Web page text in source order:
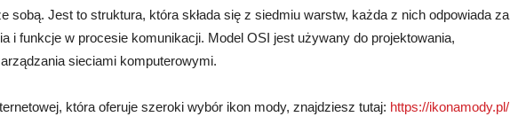
sobą. Jest to struktura, która składa się z siedmiu warstw, każda z nich odpowiada za
i funkcje w procesie komunikacji. Model OSI jest używany do projektowania,
sieciami komputerowymi.
która oferuje szeroki wybór ikon mody, znajdziesz tutaj: https://ikonamody.pl/